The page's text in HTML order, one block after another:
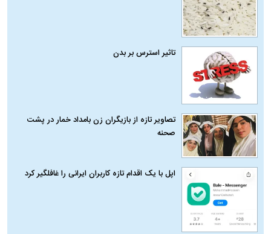
تاثیر استرس بر بدن
تصاویر تازه از بازیگران زن بامداد خمار در پشت
صحنه
اپل با یک اقدام تازه کاربران ایرانی را غافلگیر کرد